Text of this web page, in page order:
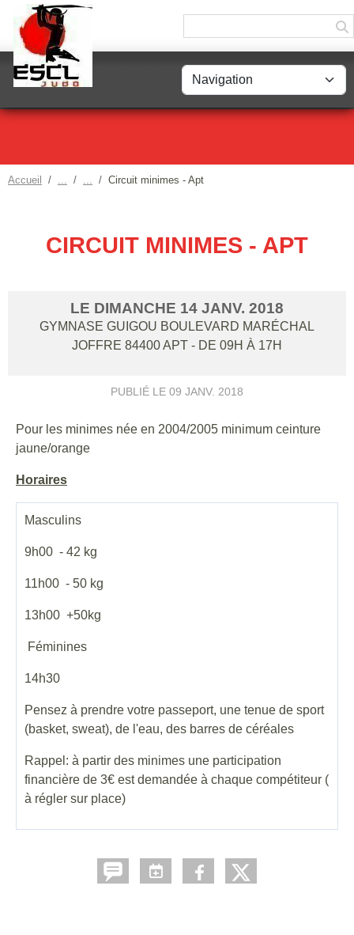
Accueil Circuit minimes - Apt
CIRCUIT MINIMES - APT
LE DIMANCHE 14 JANV. 2018
GYMNASE GUIGOU BOULEVARD MARÉCHAL
JOFFRE 84400APT - DE 09H À 17H
PUBLIÉ LE 09 JANV. 2018
Pour les minimes née en 2004/2005 minimum ceinture
jaune/orange
Horaires
Masculins
9h00 - 42 kg
11h00 - 50 kg
13h00 +50kg
Féminines
14h30
Pensez à prendre votre passeport, une tenue de sport
(basket, sweat), de l'eau, des barres de céréales
Rappel: à partir des minimes une participation
financière de 3€ est demandée à chaque compétiteur (
à régler sur place)
Panneau de gestion des cookies